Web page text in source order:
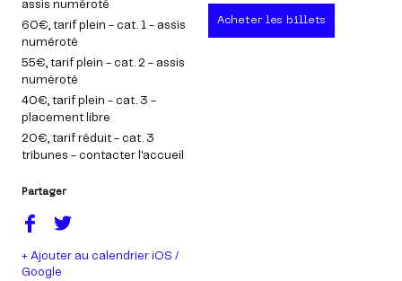
assis numéroté
60€, tarif plein - cat. 1 - assis
numéroté
55€, tarif plein - cat. 2 - assis
numéroté
40€, tarif plein - cat. 3 -
placement libre
20€, tarif réduit - cat. 3
tribunes - contacter l'accueil
Acheter les billets
Partager
+ Ajouter au calendrier iOS /
Google